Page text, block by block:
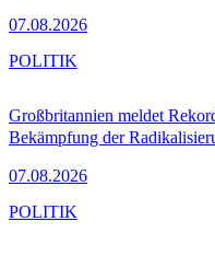
07.08.2026
Großbritannien meldet
Bekämpfung der
07.08.2026
POLITIK
POLITIK